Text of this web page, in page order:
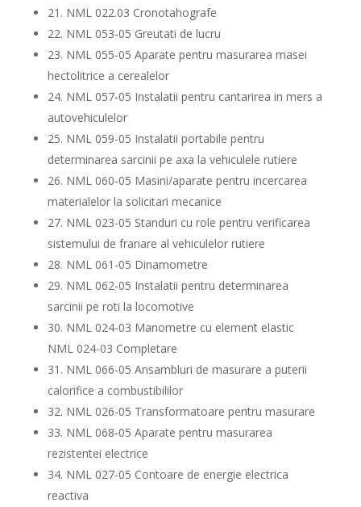
21. NML 022.03 Cronotahografe
22. NML 053-05 Greutati de lucru
23. NML 055-05 Aparate pentru masurarea masei
hectolitrice a cerealelor
24. NML 057-05 Instalatii pentru cantarirea in mers a
autovehiculelor
25. NML 059-05 Instalatii portabile pentru
determinarea sarcinii pe axa la vehiculele rutiere
26. NML 060-05 Masini/aparate pentru incercarea
materialelor la solicitari mecanice
27. NML 023-05 Standuri cu role pentru verificarea
sistemului de franare al vehiculelor rutiere
28. NML 061-05 Dinamometre
29. NML 062-05 Instalatii pentru determinarea
sarcinii pe roti la locomotive
30. NML 024-03 Manometre cu element elastic
NML 024-03 Completare
31. NML 066-05 Ansambluri de masurare a puterii
calorifice a combustibililor
32. NML 026-05 Transformatoare pentru masurare
33. NML 068-05 Aparate pentru masurarea
rezistentei electrice
34. NML 027-05 Contoare de energie electrica
reactiva